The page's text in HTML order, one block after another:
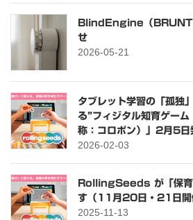
BlindEngine（BRUNT
せ
2026-05-21
タブレット学習の「孤独
る”フィジタル知育ゲー
称：コロポン）」2月5日
2026-02-03
RollingSeeds が「保
す（11月20日・21日開
2025-11-13